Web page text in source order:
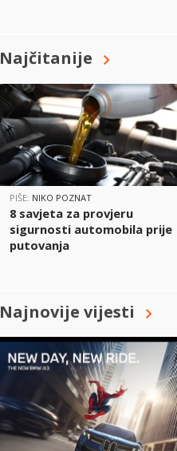
Najčitanije
PIŠE: NIKO POZNAT
8 savjeta za provjeru
sigurnosti automobila prije
putovanja
Najnovije vijesti